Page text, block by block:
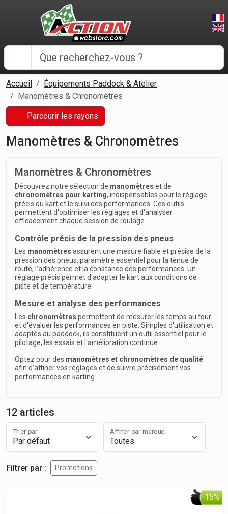
Panneau de gestion des cookies
Accueil
Équipements Paddock & Atelier
Manomètres & Chronomètres
Parcourir les rayons
Manomètres & Chronomètres
Manomètres & Chronomètres
Découvrez notre sélection de manomètres et de
chronomètres pour karting, indispensables pour le réglage
précis du kart et le suivi des performances. Ces outils
permettent d'optimiser les réglages et d'analyser
efficacement chaque session de roulage.
Contrôle précis de la pression des pneus
Les manomètres assurent une mesure fiable et précise de la
pression des pneus, paramètre essentiel pour la tenue de
route, l'adhérence et la constance des performances. Un
réglage précis permet d'adapter le kart aux conditions de
piste et de température.
Mesure et analyse des performances
Les chronomètres permettent de mesurer les temps au tour
et d'évaluer les performances en piste. Simples d'utilisation et
adaptés au paddock, ils constituent un outil essentiel pour le
pilotage, les essais et l'amélioration continue.
Optez pour des manomètres et chronomètres de qualité
afin d'affiner vos réglages et de suivre précisément vos
performances en karting.
12 articles
Trier par Affiner par marque
Filtrer par : Promotions
-15%